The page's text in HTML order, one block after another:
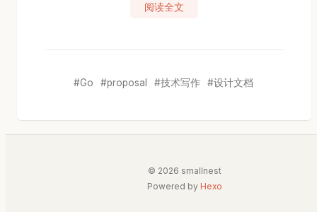
阅读全文
Go proposal 技术写作 设计文档
© 2026 smallnest
Powered by Hexo